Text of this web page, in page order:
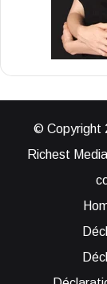
© Copyright
Richest